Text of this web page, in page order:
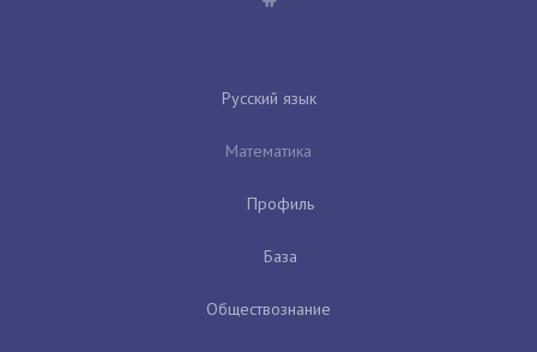
Русский язык
Математика
Профиль
База
Обществознание